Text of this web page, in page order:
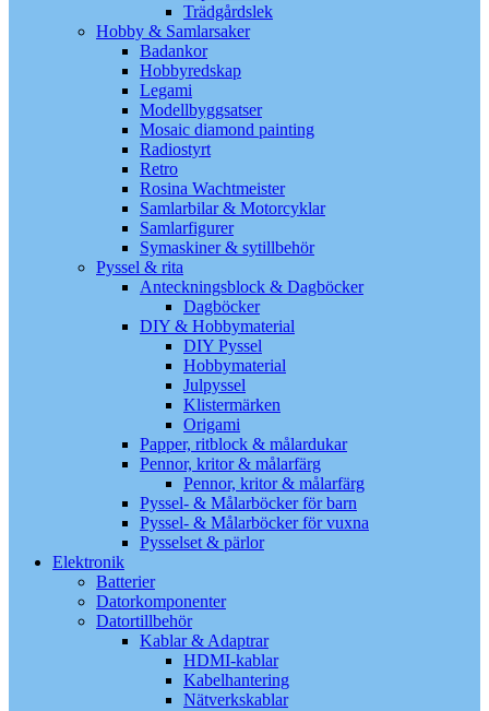
Trädgårdslek
Hobby & Samlarsaker
Badankor
Hobbyredskap
Legami
Modellbyggsatser
Mosaic diamond painting
Radiostyrt
Retro
Rosina Wachtmeister
Samlarbilar & Motorcyklar
Samlarfigurer
Symaskiner & sytillbehör
Pyssel & rita
Anteckningsblock & Dagböcker
Dagböcker
DIY & Hobbymaterial
DIY Pyssel
Hobbymaterial
Julpyssel
Klistermärken
Origami
Papper, ritblock & målardukar
Pennor, kritor & målarfärg
Pennor, kritor & målarfärg
Pyssel- & Målarböcker för barn
Pyssel- & Målarböcker för vuxna
Pysselset & pärlor
Elektronik
Batterier
Datorkomponenter
Datortillbehör
Kablar & Adaptrar
HDMI-kablar
Kabelhantering
Nätverkskablar